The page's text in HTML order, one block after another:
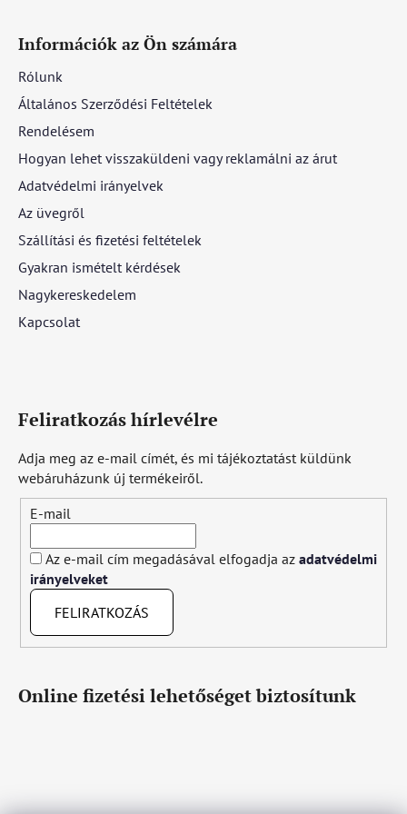
Információk az Ön számára
Rólunk
Általános Szerződési Feltételek
Rendelésem
Hogyan lehet visszaküldeni vagy reklamálni az árut
Adatvédelmi irányelvek
Az üvegről
Szállítási és fizetési feltételek
Gyakran ismételt kérdések
Nagykereskedelem
Kapcsolat
Feliratkozás hírlevélre
Adja meg az e-mail címét, és mi tájékoztatást küldünk
webáruházunk új termékeiről.
E-mail
Az e-mail cím megadásával elfogadja az adatvédelmi
irányelveket
FELIRATKOZÁS
Online fizetési lehetőséget biztosítunk